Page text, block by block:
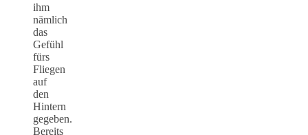
ihm
nämlich
das
Gefühl
fürs
Fliegen
auf
den
Hintern
gegeben.
Bereits